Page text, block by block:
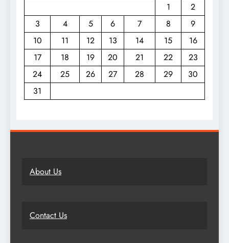
1
2
3
4 5 6 7 8
9
10
11 12 13 14 15
16
17
18 19 20 21 22
23
24
25 26 27 28 29
30
31
About Us
Contact Us